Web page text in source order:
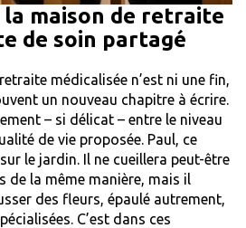
la maison de retraite
de soin partagé
médicalisée n’est ni une fin,
un nouveau chapitre à écrire.
– si délicat – entre le niveau
de vie proposée. Paul, ce
le jardin. Il ne cueillera peut-être
de la même manière, mais il
des fleurs, épaulé autrement,
C’est dans ces